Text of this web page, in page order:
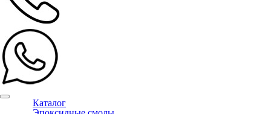
Каталог